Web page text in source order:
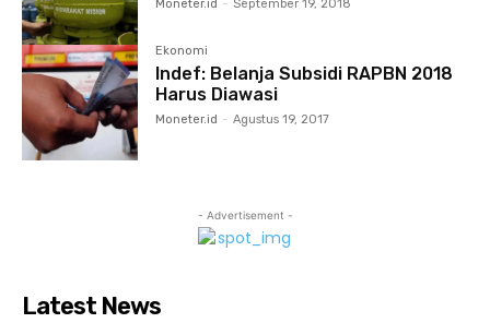
Moneter.id - September 19, 2018
Ekonomi
Indef: Belanja Subsidi RAPBN 2018
Harus Diawasi
Moneter.id - Agustus 19, 2017
- Advertisement -
Latest News